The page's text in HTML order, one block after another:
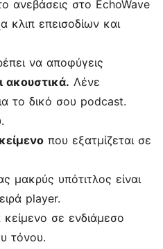
ανεβάσεις στο EchoWave
κλιπ επεισοδίων και
να αποφύγεις
ακουστικά. Λένε
το δικό σου podcast.
που εξατμίζεται σε
μακρύς υπότιτλος είναι
player.
κείμενο σε ενδιάμεσο
τόνου.